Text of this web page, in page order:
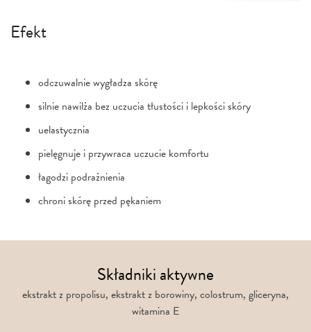
Efekt
odczuwalnie wygładza skórę
silnie nawilża bez uczucia tłustości i lepkości skóry
uelastycznia
pielęgnuje i przywraca uczucie komfortu
łagodzi podrażnienia
chroni skórę przed pękaniem
Składniki aktywne
ekstrakt z propolisu, ekstrakt z borowiny, colostrum, gliceryna,
witamina E